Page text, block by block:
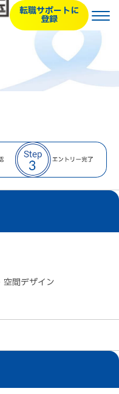
転職サポートに
登録
空間デザイン